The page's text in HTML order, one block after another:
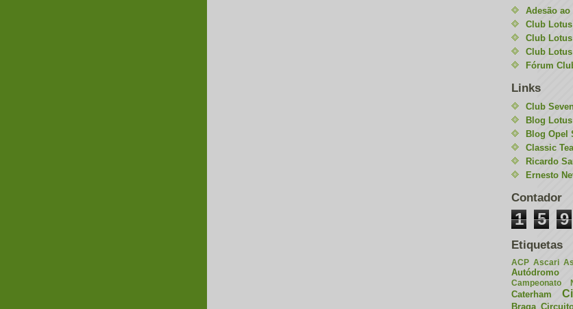
Adesão ao
Club
Club
Club
Fórum
Links
Club
Blog
Blog Opel
Classic
Ricardo
Ernesto
Contador
1 5 9
Etiquetas
ACP Ascari
Autódromo
Campeonato
Caterham
Braga